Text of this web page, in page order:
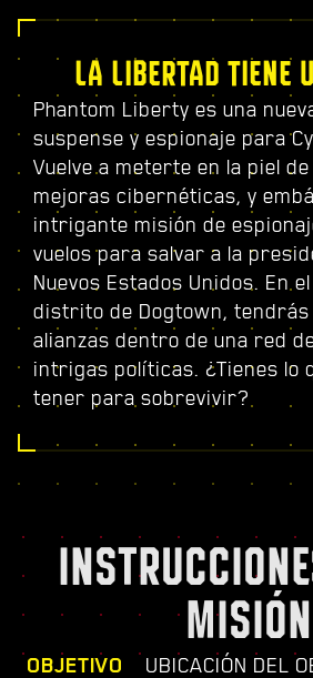
LA LIBERTAD TIENE
Phantom Liberty es una
suspense y espionaje para
Vuelve a meterte en la piel
mejoras cibernéticas, y
intrigante misión de
vuelos para salvar a la
Nuevos Estados Unidos. En
distrito de Dogtown,
alianzas dentro de una red
intrigas políticas. ¿Tienes lo
tener para sobrevivir?
MISIÓN
OBJETIVO UBICACIÓN DEL